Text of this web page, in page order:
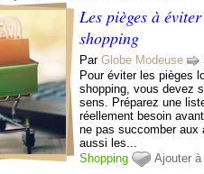
Les pièges à
shopping
ParGlobe Modeuse
Pour éviter les pièges
shopping, vous devez
sens. Préparez une
réellement besoin
ne pas succomber
aussi les...
Shopping
Ajouter